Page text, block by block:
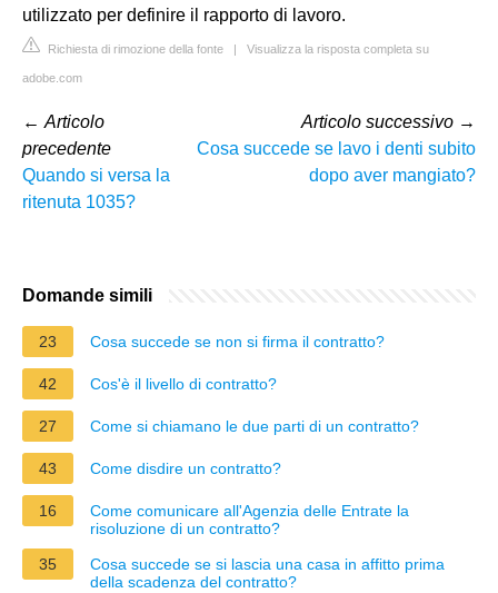
utilizzato per definire il rapporto di lavoro.
Richiesta di rimozione della fonte | Visualizza la risposta completa su
adobe.com
← Articolo
precedente
Quando si versa la
ritenuta 1035?
Articolo successivo →
Cosa succede se lavo i denti subito
dopo aver mangiato?
Domande simili
23 Cosa succede se non si firma il contratto?
42 Cos'è il livello di contratto?
27 Come si chiamano le due parti di un contratto?
43 Come disdire un contratto?
16
Come comunicare all'Agenzia delle Entrate la
risoluzione di un contratto?
35
Cosa succede se si lascia una casa in affitto prima
della scadenza del contratto?